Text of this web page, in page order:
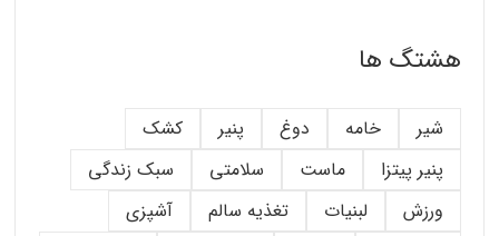
هشتگ ها
شیر خامه دوغ پنیر
کشک
پنیر پیتزا
ماست سلامتی
سبک زندگی
ورزش
لبنیات تغذیه سالم
آشپزی